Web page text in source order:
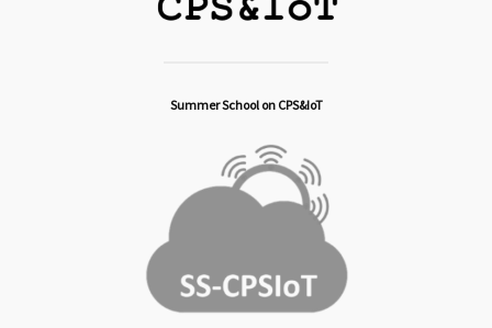
Summer School on CPS&IoT